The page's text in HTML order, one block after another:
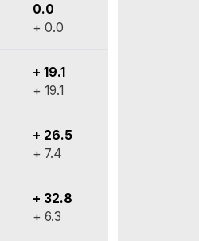
0.0
+ 0.0
+ 19.1
+ 19.1
+ 26.5
+ 7.4
+ 32.8
+ 6.3